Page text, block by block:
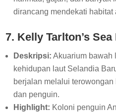
dirancang mendekati habitat
7. Kelly Tarlton’s
Deskripsi: Akuarium bawah
kehidupan laut Selandia
berjalan melalui
dan penguin.
Highlight: Koloni penguin